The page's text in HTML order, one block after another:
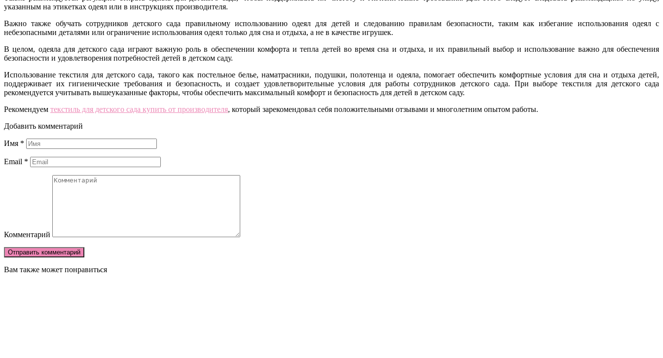
указанным на этикетках одеял или в инструкциях производителя.
Важно также обучать сотрудников детского сада правильному использованию одеял для детей и следованию правилам безопасности, таким как избегание использования одеял с
небезопасными деталями или ограничение использования одеял только для сна и отдыха, а не в качестве игрушек.
В целом, одеяла для детского сада играют важную роль в обеспечении комфорта и тепла детей во время сна и отдыха, и их правильный выбор и использование важно для обеспечения
безопасности и удовлетворения потребностей детей в детском саду.
Использование текстиля для детского сада, такого как постельное белье, наматрасники, подушки, полотенца и одеяла, помогает обеспечить комфортные условия для сна и отдыха детей,
поддерживает их гигиенические требования и безопасность, и создает удовлетворительные условия для работы сотрудников детского сада. При выборе текстиля для детского сада
рекомендуется учитывать вышеуказанные факторы, чтобы обеспечить максимальный комфорт и безопасность для детей в детском саду.
Рекомендуем текстиль для детского сада купить от производителя, который зарекомендовал себя положительными отзывами и многолетним опытом работы.
Добавить комментарий
Имя *
Email *
Комментарий
Вам также может понравиться